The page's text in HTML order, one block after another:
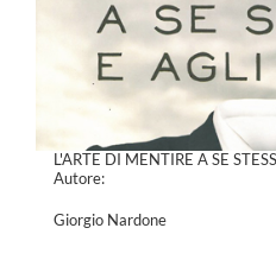
L'ARTE DI MENTIRE A SE
Autore:
Giorgio Nardone